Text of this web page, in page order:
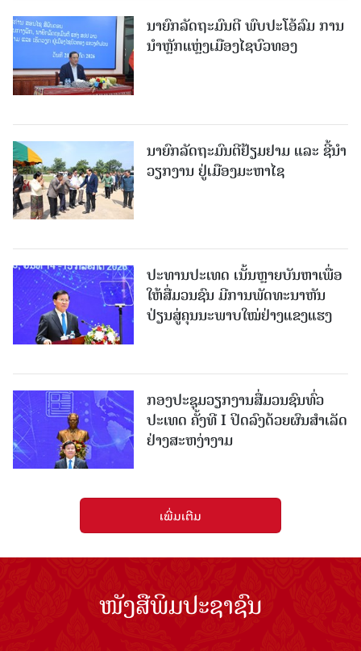
ນາຍົກລັດຖະມົນຕີ ພົບປະໂອ້ລົມ ການ
ນຳຫຼັກແຫຼ່ງເມືອງໄຊບົວທອງ
ນາຍົກລັດຖະມົນຕີຢ້ຽມຢາມ ແລະ ຊີ້ນຳ
ວຽກງານ ຢູ່ເມືອງມະຫາໄຊ
ປະທານປະເທດ ເນັ້ນຫຼາຍບັນຫາເພື່ອ
ໃຫ້ສື່ມວນຊົນ ມີການພັດທະນາຫັນ
ປ່ຽນສູ່ຄຸນນະພາບໃໝ່ຢ່າງແຂງແຮງ
ກອງປະຊຸມວຽກງານສື່ມວນຊົນທົ່ວ
ປະເທດ ຄັ້ງທີ I ປິດລົງດ້ວຍຜົນສໍາເລັດ
ຢ່າງສະຫງ່າງາມ
ເພີ່ມເຕີມ
ໜັງສືພິມປະຊາຊົນ